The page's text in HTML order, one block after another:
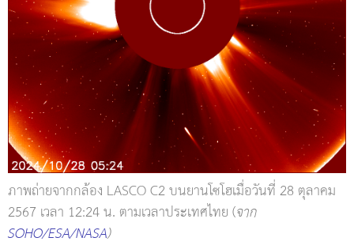
ภาพถ่ายจากกล้อง LASCO C2 บนยานโซโฮเมื่อวันที่ 28 ตุลาคม
2567 เวลา 12:24 น. ตามเวลาประเทศไทย (จาก
SOHO/ESA/NASA)